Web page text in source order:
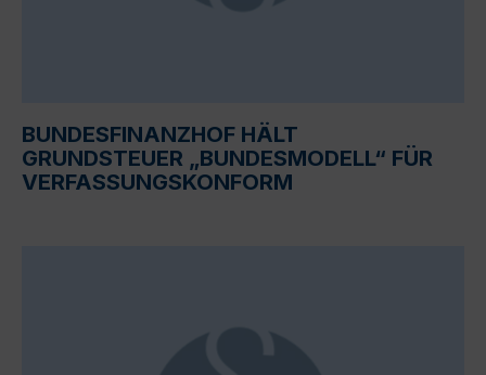
BUNDESFINANZHOF HÄLT
GRUNDSTEUER „BUNDESMODELL“ FÜR
VERFASSUNGSKONFORM